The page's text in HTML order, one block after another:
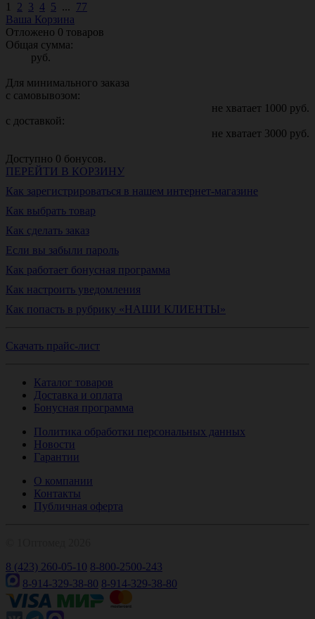
1 2 3 4 5 ... 77
Ваша Корзина
Отложено 0 товаров
Общая сумма:
руб.
Для минимального заказа
с самовывозом:
не хватает 1000 руб.
с доставкой:
не хватает 3000 руб.
Доступно 0 бонусов.
ПЕРЕЙТИ В КОРЗИНУ
Как зарегистрироваться в нашем интернет-магазине
Как выбрать товар
Как сделать заказ
Если вы забыли пароль
Как работает бонусная программа
Как настроить уведомления
Как попасть в рубрику «НАШИ КЛИЕНТЫ»
Скачать прайс-лист
Каталог товаров
Доставка и оплата
Бонусная программа
Политика обработки персональных данных
Новости
Гарантии
О компании
Контакты
Публичная оферта
8 (423) 260-05-10 8-800-2500-243
8-914-329-38-80 8-914-329-38-80